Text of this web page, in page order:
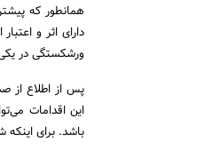
همانطور که
دارای اثر و
ورشکستگی در
پس از اطلاع از
این اقدامات
باشد. برای